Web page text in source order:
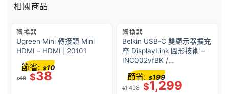
相關商品
轉換器
Ugreen Mini 轉接頭 Mini
HDMI – HDMI | 20101
$48 $38
節省: $10
轉換器
Belkin USB-C 雙顯示器擴充
座 DisplayLink 圖形技術 –
INC002vfBK /
INC002QCBK
$1,498 $1,299
節省: $199